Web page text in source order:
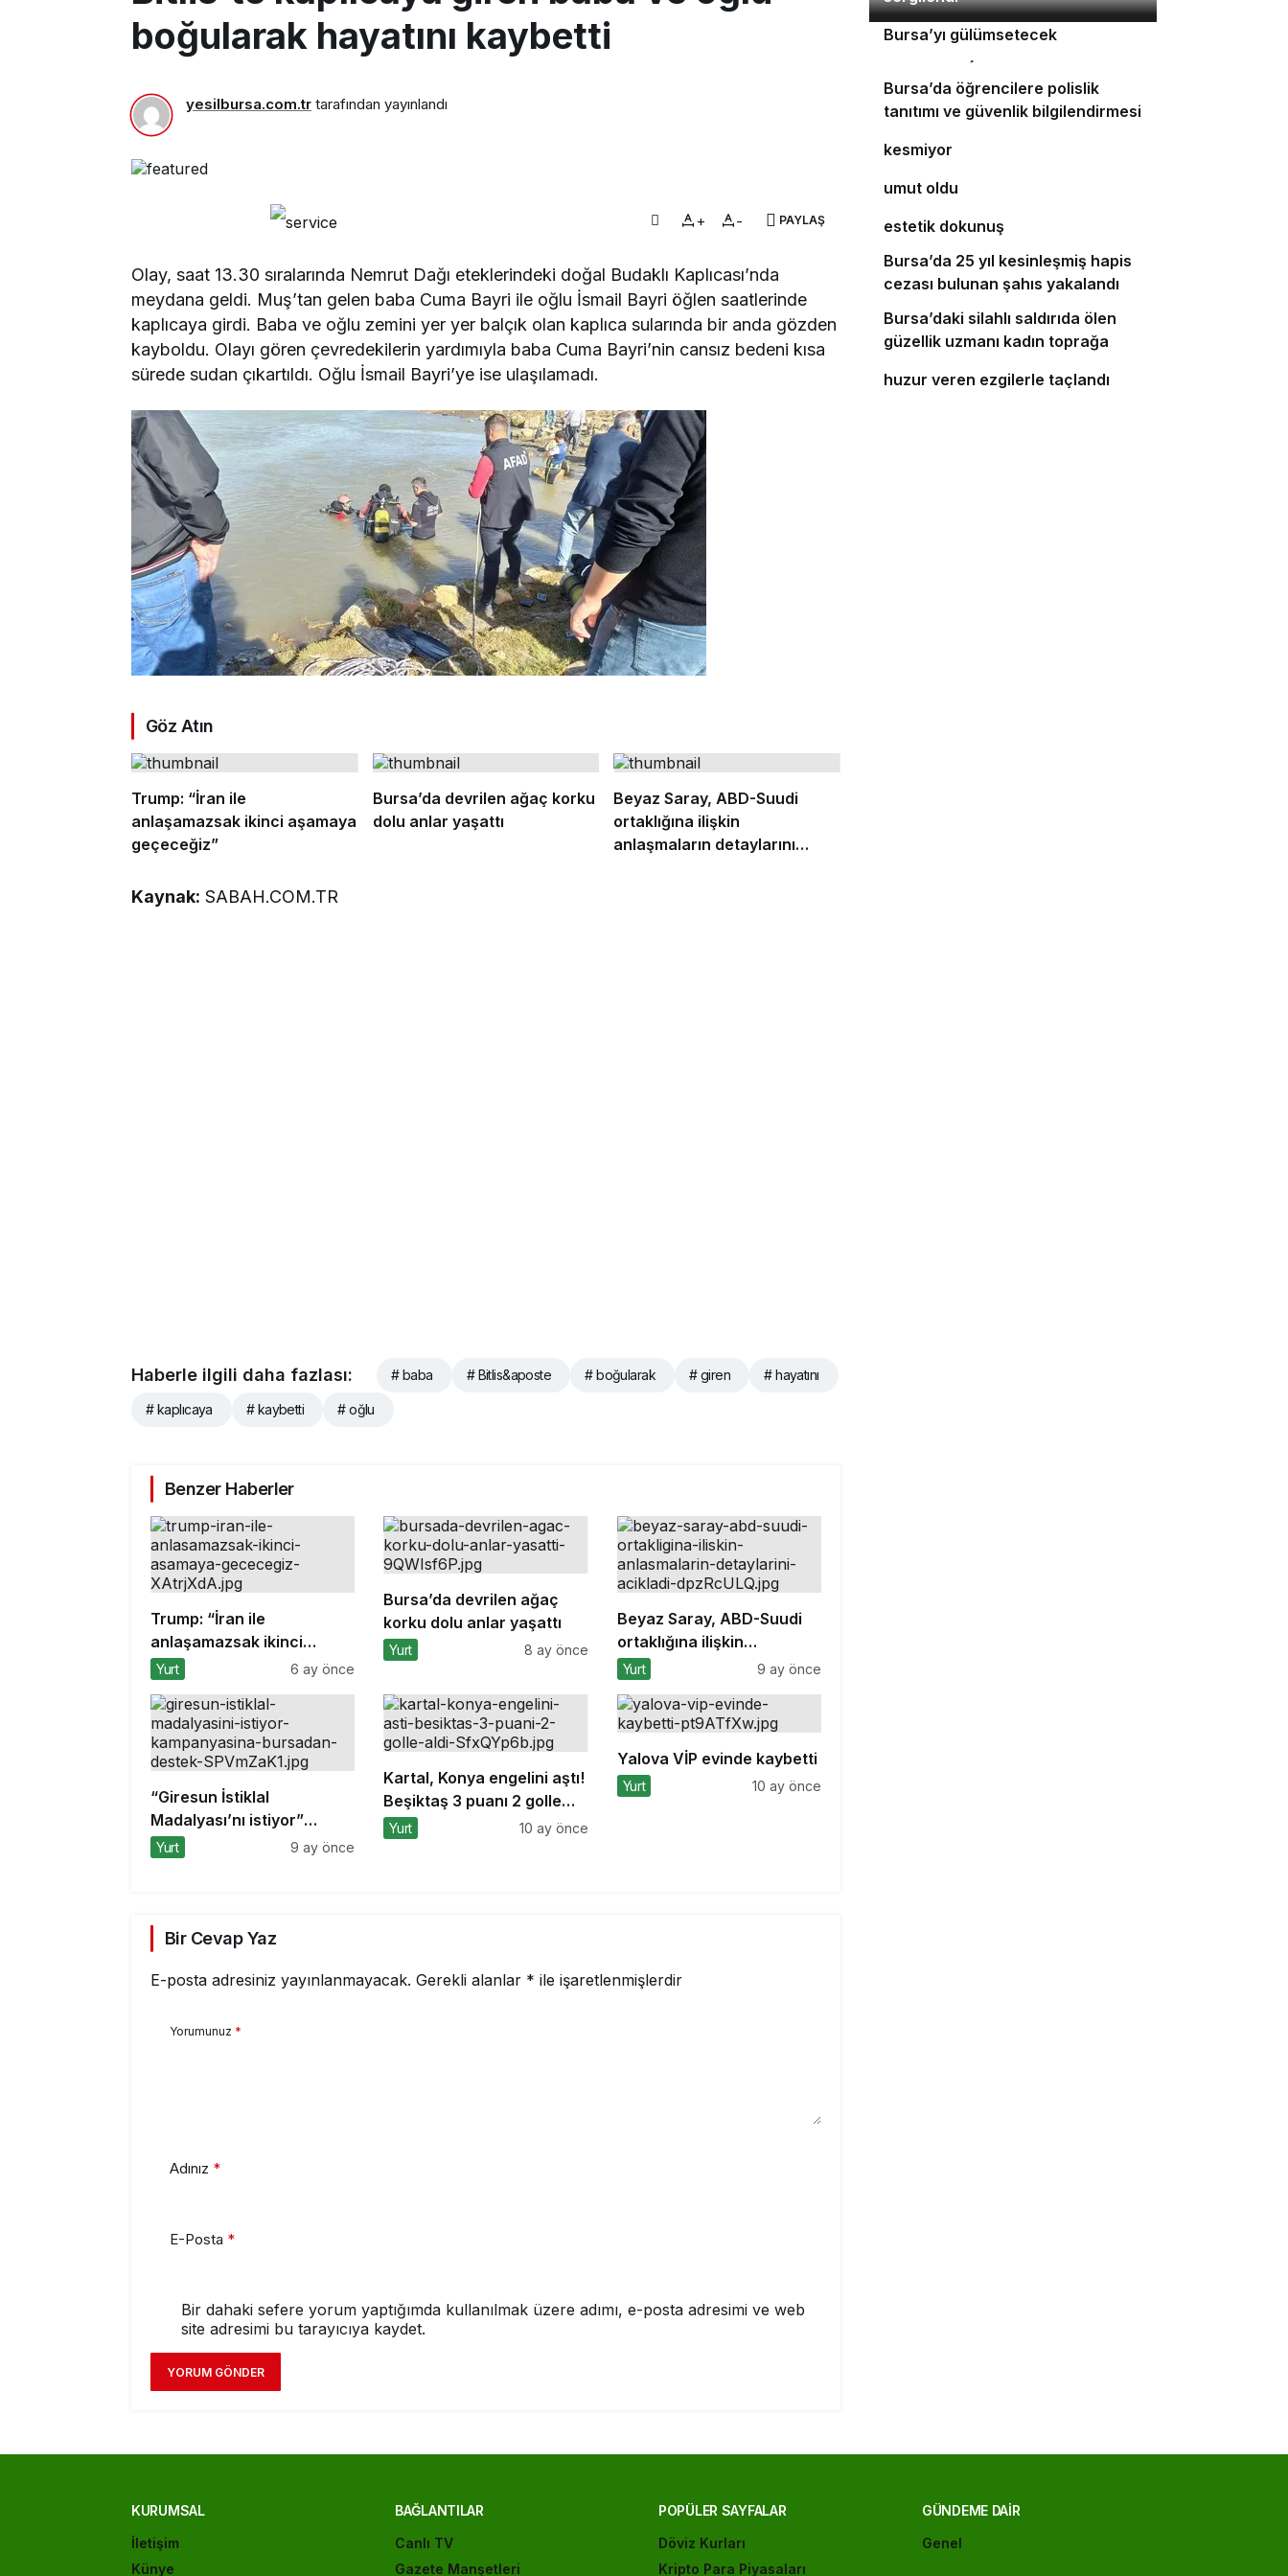
boğularak hayatını kaybetti
yesilbursa.com.tr tarafından yayınlandı
+ - PAYLAŞ
Olay, saat 13.30 sıralarında Nemrut Dağı eteklerindeki doğal Budaklı Kaplıcası’nda
meydana geldi. Muş’tan gelen baba Cuma Bayri ile oğlu İsmail Bayri öğlen saatlerinde
kaplıcaya girdi. Baba ve oğlu zemini yer yer balçık olan kaplıca sularında bir anda gözden
kayboldu. Olayı gören çevredekilerin yardımıyla baba Cuma Bayri’nin cansız bedeni kısa
sürede sudan çıkartıldı. Oğlu İsmail Bayri’ye ise ulaşılamadı.
Göz Atın
Trump: “İran ile
anlaşamazsak ikinci aşamaya
geçeceğiz”
Bursa’da devrilen ağaç korku
dolu anlar yaşattı
Beyaz Saray, ABD-Suudi
ortaklığına ilişkin
anlaşmaların detaylarını
Kaynak: SABAH.COM.TR
Haberle ilgili daha fazlası: # baba # Bitlis&aposte # boğularak # giren # hayatını
# kaplıcaya # kaybetti # oğlu
Benzer Haberler
Trump: “İran ile
anlaşamazsak ikinci
aşamaya geçeceğiz”
Yurt 6 ay önce
Bursa’da devrilen ağaç
korku dolu anlar yaşattı
Yurt 8 ay önce
Beyaz Saray, ABD-Suudi
ortaklığına ilişkin
anlaşmaların detaylarını
Yurt 9 ay önce
“Giresun İstiklal
Madalyası’nı istiyor”
kampanyasına Bursa’dan
Yurt 9 ay önce
Kartal, Konya engelini aştı!
Beşiktaş 3 puanı 2 golle
aldı
Yurt 10 ay önce
Yalova VİP evinde kaybetti
Yurt 10 ay önce
Bir Cevap Yaz
E-posta adresiniz yayınlanmayacak. Gerekli alanlar * ile işaretlenmişlerdir
Yorumunuz *
Adınız *
E-Posta *
Bir dahaki sefere yorum yaptığımda kullanılmak üzere adımı, e-posta adresimi ve web
site adresimi bu tarayıcıya kaydet.
YORUM GÖNDER
Orhaneli’nin turizm potansiyeli
Bursa’yı gülümsetecek
3
Bursa’da öğrencilere polislik
tanıtımı ve güvenlik bilgilendirmesi
5
kesmiyor
umut oldu
estetik dokunuş
8
Bursa’da 25 yıl kesinleşmiş hapis
cezası bulunan şahıs yakalandı
9
Bursa’daki silahlı saldırıda ölen
güzellik uzmanı kadın toprağa
10
‘Osmangazi Ramazan Sokağı’
huzur veren ezgilerle taçlandı
KURUMSAL
İletişim
Künye
BAĞLANTILAR
Canlı TV
Gazete Manşetleri
POPÜLER SAYFALAR
Döviz Kurları
Kripto Para Piyasaları
GÜNDEME DAIR
Genel